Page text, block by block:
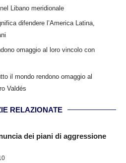
Libano meridionale
difendere l’America Latina,
omaggio al loro vincolo con
il mondo rendono omaggio al
Valdés
RELAZIONATE
dei piani di aggressione